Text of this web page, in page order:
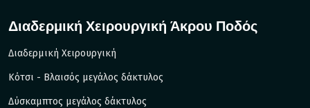
Διαδερμική Χειρουργική Άκρου Ποδός
Διαδερμική Χειρουργική
Kότσι - Βλαισός μεγάλος δάκτυλος
Δύσκαμπτος μεγάλος δάκτυλος